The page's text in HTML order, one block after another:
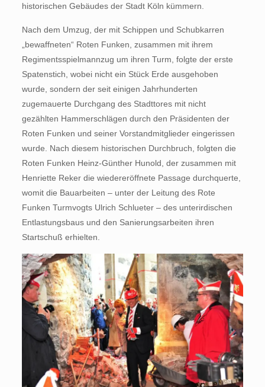
historischen Gebäudes der Stadt Köln kümmern.
Nach dem Umzug, der mit Schippen und Schubkarren
„bewaffneten“ Roten Funken, zusammen mit ihrem
Regimentsspielmannzug um ihren Turm, folgte der erste
Spatenstich, wobei nicht ein Stück Erde ausgehoben
wurde, sondern der seit einigen Jahrhunderten
zugemauerte Durchgang des Stadttores mit nicht
gezählten Hammerschlägen durch den Präsidenten der
Roten Funken und seiner Vorstandmitglieder eingerissen
wurde. Nach diesem historischen Durchbruch, folgten die
Roten Funken Heinz-Günther Hunold, der zusammen mit
Henriette Reker die wiedereröffnete Passage durchquerte,
womit die Bauarbeiten – unter der Leitung des Rote
Funken Turmvogts Ulrich Schlueter – des unterirdischen
Entlastungsbaus und den Sanierungsarbeiten ihren
Startschuß erhielten.